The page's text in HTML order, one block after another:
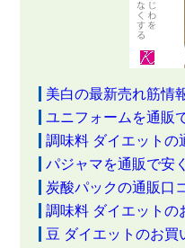
美白の最新売れ筋情
ユニフォームを通販
調味料 ダイエットの
パジャマを通販で安
炭酸パックの通販口
調味料 ダイエットの
豆 ダイエットのお買